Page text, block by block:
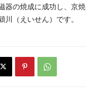
器の焼成に成功し、京
川（えいせん）です。